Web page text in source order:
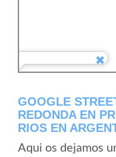
GOOGLE
REDONDA EN
RIOS EN
Aqui os dejamos